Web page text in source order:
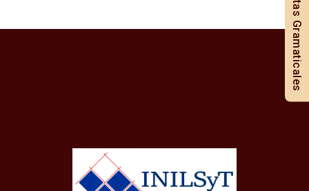
Notas Gramaticales